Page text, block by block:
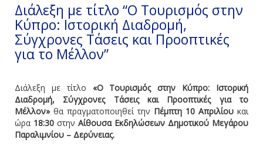
Διάλεξη με τίτλο “Ο Τουρισμός στην
Κύπρο: Ιστορική Διαδρομή,
Σύγχρονες Τάσεις και Προοπτικές
για το Μέλλον”
Διάλεξη με τίτλο «Ο Τουρισμός στην Κύπρο: Ιστορική
Διαδρομή, Σύγχρονες Τάσεις και Προοπτικές για το
Μέλλον» θα πραγματοποιηθεί την Πέμπτη 10 Απριλίου και
ώρα 18:30 στην Αίθουσα Εκδηλώσεων Δημοτικού Μεγάρου
Παραλιμνίου – Δερύνειας.